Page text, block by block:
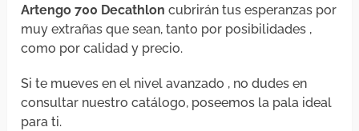
Artengo 700 Decathlon cubrirán tus esperanzas por
muy extrañas que sean, tanto por posibilidades ,
como por calidad y precio.
Si te mueves en el nivel avanzado , no dudes en
consultar nuestro catálogo, poseemos la pala ideal
para ti.